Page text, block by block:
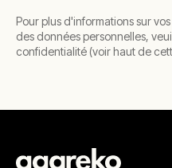
Pour plus d'informations sur
des données personnelles,
confidentialité (voir haut de